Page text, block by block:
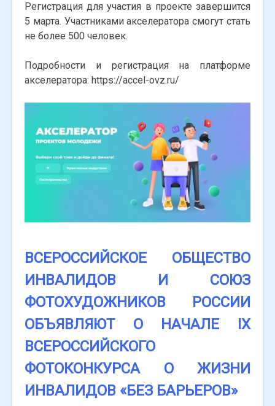
Регистрация для участия в проекте завершится
5 марта. Участниками акселератора смогут стать
не более 500 человек.
Подробности и регистрация на платформе
акселератора: https://accel-ovz.ru/
ВСЕРОССИЙСКОЕ ОБЩЕСТВО
ИНВАЛИДОВ И СОЮЗ
ФОТОХУДОЖНИКОВ РОССИИ
ОБЪЯВЛЯЮТ О НАЧАЛЕ IX
ВСЕРОССИЙСКОГО
ФОТОКОНКУРСА О ЖИЗНИ
ИНВАЛИДОВ «БЕЗ БАРЬЕРОВ»